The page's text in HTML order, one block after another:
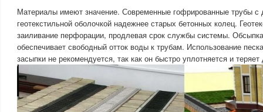
Материалы имеют значение. Современные гофрированные трубы с
геотекстильной оболочкой надежнее старых бетонных колец.
заиливание перфорации, продлевая срок службы системы.
обеспечивает свободный отток воды к трубам. Использование
засыпки не рекомендуется, так как он быстро уплотняется и